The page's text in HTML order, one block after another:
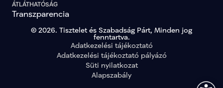
ÁTLÁTHATÓSÁG
Transzparencia
© 2026. Tisztelet és Szabadság Párt, Minden jog
fenntartva.
Adatkezelési tájékoztató
Adatkezelési tájékoztató pályázó
Süti nyilatkozat
Alapszabály